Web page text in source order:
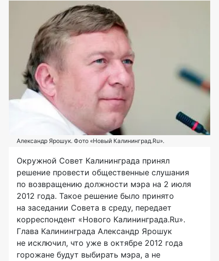
Александр Ярошук. Фото «Новый Калининград.Ru».
Окружной Совет Калининграда принял
решение провести общественные слушания
по возвращению должности мэра на 2 июля
2012 года. Такое решение было принято
на заседании Совета в среду, передает
корреспондент «Нового Калининграда.Ru».
Глава Калининграда Александр Ярошук
не исключил, что уже в октябре 2012 года
горожане будут выбирать мэра, а не